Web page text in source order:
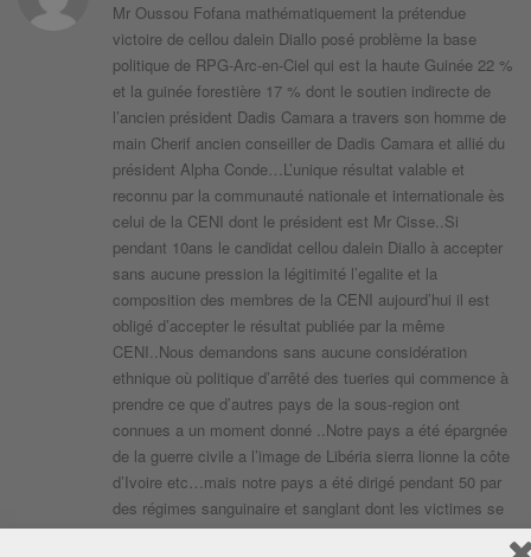
Mr Oussou Fofana mathématiquement la prétendue
victoire de cellou dalein Diallo posé problème la base
politique de RPG-Arc-en-Ciel qui est la haute Guinée 22 %
et la guinée forestière 17 % dont le soutien indirecte de
l’ancien président Dadis Camara a travers son homme de
main Cherif ancien conseiller de Dadis Camara et allié du
président Alpha Conde…L’unique résultat valable et
reconnu par la communauté nationale et internationale ès
celui de la CENI dont le président est Mr Cisse..Si
pendant 10ans le candidat cellou dalein Diallo à accepter
sans aucune pression la légitimité l’egalite et la
composition des membres de la CENI aujourd’hui il est
obligé d’accepter le résultat publiée par la même
CENI..Nous demandons sans aucune considération
ethnique où politique d’arrêté des tueries qui commence à
prendre ce que d’autres pays de la sous-region ont
connues a un moment donné ..Notre pays a été épargnée
de la guerre civile a l’image de Libéria sierra lionne la côte
d’Ivoire etc…mais notre pays a été dirigé pendant 50 par
des régimes sanguinaire et sanglant dont les victimes se
chiffre 1 million 500 morts le camp Boire de sekou Touré